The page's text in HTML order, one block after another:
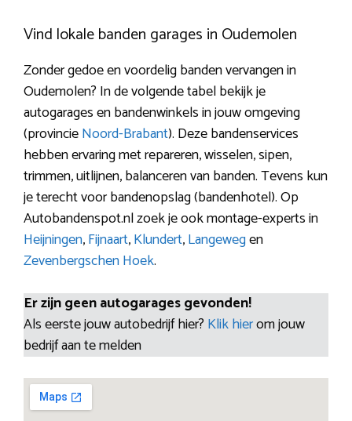
Vind lokale banden garages in Oudemolen
Zonder gedoe en voordelig banden vervangen in
Oudemolen? In de volgende tabel bekijk je
autogarages en bandenwinkels in jouw omgeving
(provincieNoord-Brabant). Deze bandenservices
hebben ervaring met repareren, wisselen, sipen,
trimmen, uitlijnen, balanceren van banden. Tevens kun
je terecht voor bandenopslag (bandenhotel). Op
Autobandenspot.nl zoek je ook montage-experts in
Heijningen,Fijnaart,Klundert,Langewegen
Zevenbergschen Hoek.
Er zijn geen autogarages gevonden!
Als eerste jouw autobedrijf hier? Klik hierom jouw
bedrijf aan te melden